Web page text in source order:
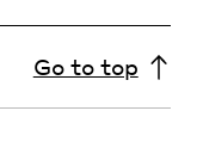
Go to top